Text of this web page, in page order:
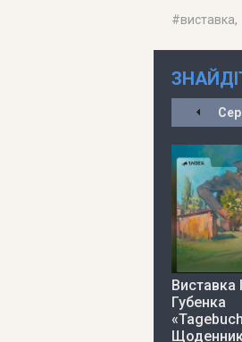
#виставка,
Виставка
Губенка